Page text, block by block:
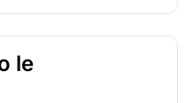
le